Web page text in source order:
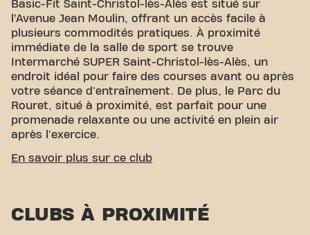
Basic-Fit Saint-Christol-lès-Alès est situé sur
l’Avenue Jean Moulin, offrant un accès facile à
plusieurs commodités pratiques. À proximité
immédiate de la salle de sport se trouve
Intermarché SUPER Saint-Christol-lès-Alès, un
endroit idéal pour faire des courses avant ou après
votre séance d'entraînement. De plus, le Parc du
Rouret, situé à proximité, est parfait pour une
promenade relaxante ou une activité en plein air
après l'exercice.
ACCESSIBILITÉ FACILE
transport :
En savoir plus sur ce club
CLUBS À PROXIMITÉ